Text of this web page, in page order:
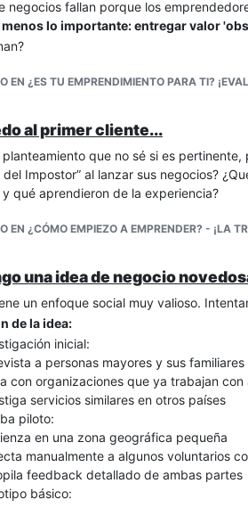
negocios fallan porque los
menos lo importante: entregar valor
EN ¿ES TU EMPRENDIMIENTO PARA TI?
al primer cliente...
que no sé si es pertinente,
del Impostor” al lanzar sus negocios?
qué aprendieron de la experiencia?
EN ¿CÓMO EMPIEZO A EMPRENDER? - ¡LA
una idea de negocio
un enfoque social muy valioso.
de la idea:
inicial:
a personas mayores y sus
con organizaciones que ya trabajan
servicios similares en otros países
piloto:
en una zona geográfica pequeña
manualmente a algunos voluntarios
feedback detallado de ambas partes
básico: